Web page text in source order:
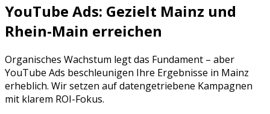
YouTube Ads: Gezielt Mainz und
Rhein-Main erreichen
Organisches Wachstum legt das Fundament – aber
YouTube Ads beschleunigen Ihre Ergebnisse in Mainz
erheblich. Wir setzen auf datengetriebene Kampagnen
mit klarem ROI-Fokus.